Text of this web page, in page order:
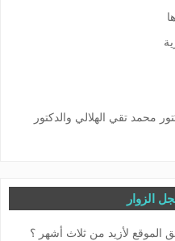
محمد تقي الهلالي والدكتور
الزوار
الموقع لأزيد من ثلاث أشهر ؟